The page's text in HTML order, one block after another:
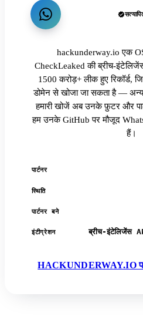
hackunderway.io एक
CheckLeaked की ब्रीच-
1500 करोड़+ लीक हुए रिकॉर्ड,
डोमेन से खोजा जा सकता है —
हमारी खोजें अब उनके फ़ुटर और
हम उनके GitHub पर मौजूद
हैं।
पार्टनर
स्थिति
पार्टनर बने
इंटीग्रेशन ब्रीच-इंटेलिजेंस
HACKUNDERWAY.IO